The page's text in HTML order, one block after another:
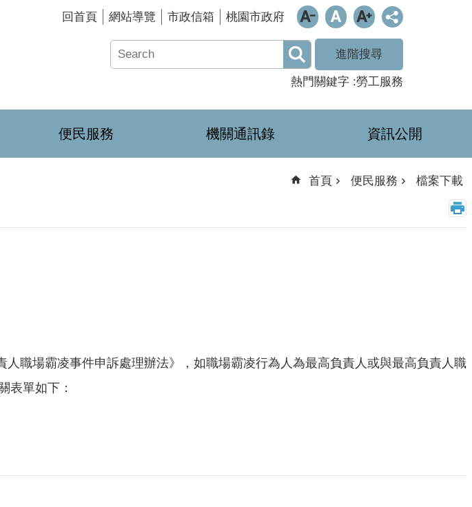
回首頁 網站導覽 市政信箱 桃園市政府
進階搜尋
熱門關鍵字 勞工服務
便民服務 機關通訊錄 資訊公開
首頁 便民服務 檔案下載
職場霸凌事件申訴處理辦法》，如職場霸凌行為人為最高負責人或與最高負責人職
表單如下：